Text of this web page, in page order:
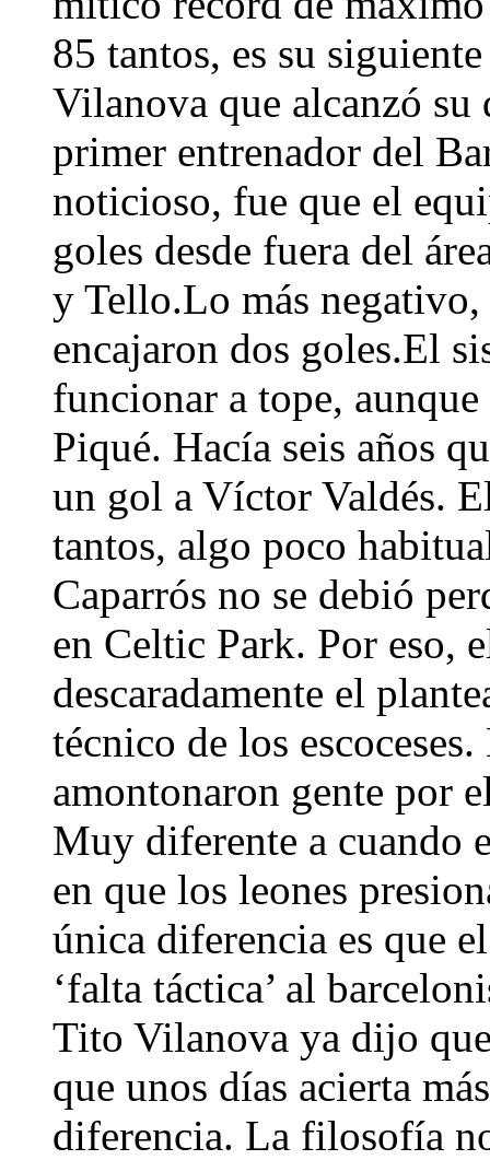
85 tantos, es su
Vilanova que alcanzó su
primer entrenador del
noticioso, fue que el
goles desde fuera del
y Tello.Lo más
encajaron dos goles.El
funcionar a tope,
Piqué. Hacía seis años
un gol a Víctor Valdés.
tantos, algo poco
Caparrós no se debió
en Celtic Park. Por eso,
descaradamente el
técnico de los
amontonaron gente por
Muy diferente a cuando
en que los leones
única diferencia es que
‘falta táctica’ al
Tito Vilanova ya dijo
que unos días acierta
diferencia. La filosofía